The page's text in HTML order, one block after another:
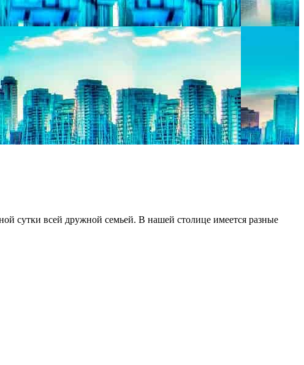
сутки всей дружной семьей. В нашей столице имеется разные